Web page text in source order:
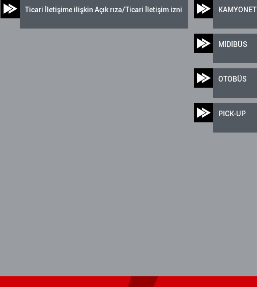
Ticari İletişime ilişkin Açık rıza/Ticari İletişim izni KAMYONET
MİDİBÜS
OTOBÜS
PICK-UP